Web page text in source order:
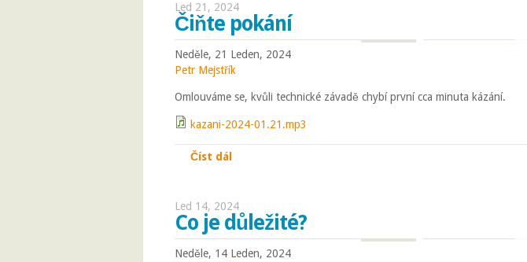
Led 21, 2024
Čiňte pokání
Neděle, 21 Leden, 2024
Petr Mejstřík
Omlouváme se, kvůli technické závadě chybí první cca minuta kázání.
kazani-2024-01.21.mp3
Číst dál
Led 14, 2024
Co je důležité?
Neděle, 14 Leden, 2024